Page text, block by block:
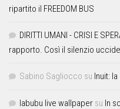
ripartito il FREEDOM BUS
DIRITTI UMANI - CRISI E
rapporto. Così il silenzio
Sabino Sagliocco su Inuit:
labubu live wallpaper su In